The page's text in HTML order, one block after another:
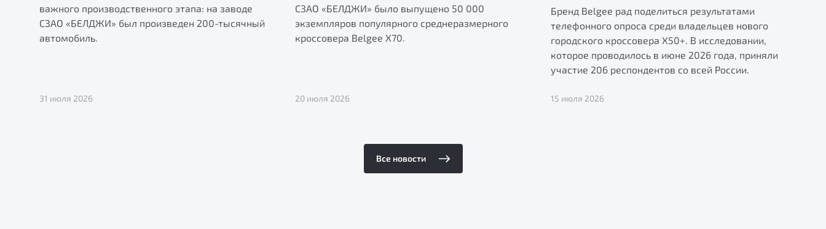
важного производственного этапа: на заводе
СЗАО «БЕЛДЖИ» был произведен 200-тысячный
автомобиль.
31 июля 2026
СЗАО «БЕЛДЖИ» было выпущено 50 000
экземпляров популярного среднеразмерного
кроссовера Belgee X70.
20 июля 2026
Бренд Belgee рад поделиться результатами
телефонного опроса среди владельцев нового
городского кроссовера X50+. В исследовании,
которое проводилось в июне 2026 года, приняли
участие 206 респондентов со всей России.
15 июля 2026
Все новости